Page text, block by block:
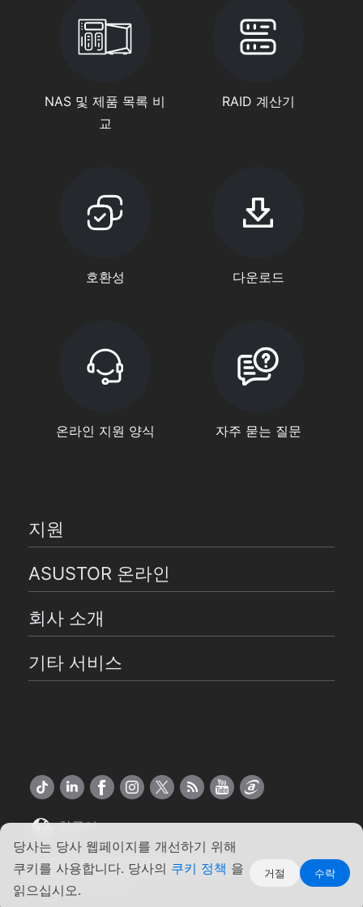
당사는 당사 웹페이지를 개선하기 위해
쿠키를 사용합니다. 당사의 쿠키 정책 을
읽으십시오.
거절 수락
NAS 및 제품 목록 비
교
RAID 계산기
호환성 다운로드
온라인 지원 양식 자주 묻는 질문
지원
ASUSTOR 온라인
회사 소개
기타 서비스
한국어
Copyright ©2026 ASUSTOR Inc.
약관 | 개인 정보